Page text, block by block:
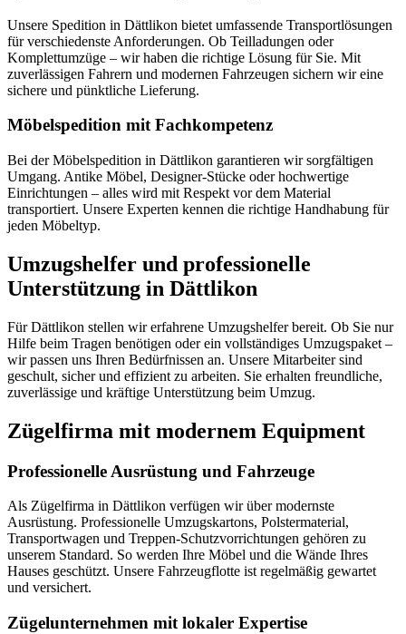
Unsere Spedition in Dättlikon bietet umfassende Transportlösungen
für verschiedenste Anforderungen. Ob Teilladungen oder
Komplettumzüge – wir haben die richtige Lösung für Sie. Mit
zuverlässigen Fahrern und modernen Fahrzeugen sichern wir eine
sichere und pünktliche Lieferung.
Möbelspedition mit Fachkompetenz
Bei der Möbelspedition in Dättlikon garantieren wir sorgfältigen
Umgang. Antike Möbel, Designer-Stücke oder hochwertige
Einrichtungen – alles wird mit Respekt vor dem Material
transportiert. Unsere Experten kennen die richtige Handhabung für
jeden Möbeltyp.
Umzugshelfer und professionelle
Unterstützung in Dättlikon
Für Dättlikon stellen wir erfahrene Umzugshelfer bereit. Ob Sie nur
Hilfe beim Tragen benötigen oder ein vollständiges Umzugspaket –
wir passen uns Ihren Bedürfnissen an. Unsere Mitarbeiter sind
geschult, sicher und effizient zu arbeiten. Sie erhalten freundliche,
zuverlässige und kräftige Unterstützung beim Umzug.
Zügelfirma mit modernem Equipment
Professionelle Ausrüstung und Fahrzeuge
Als Zügelfirma in Dättlikon verfügen wir über modernste
Ausrüstung. Professionelle Umzugskartons, Polstermaterial,
Transportwagen und Treppen-Schutzvorrichtungen gehören zu
unserem Standard. So werden Ihre Möbel und die Wände Ihres
Hauses geschützt. Unsere Fahrzeugflotte ist regelmäßig gewartet
und versichert.
Zügelunternehmen mit lokaler Expertise